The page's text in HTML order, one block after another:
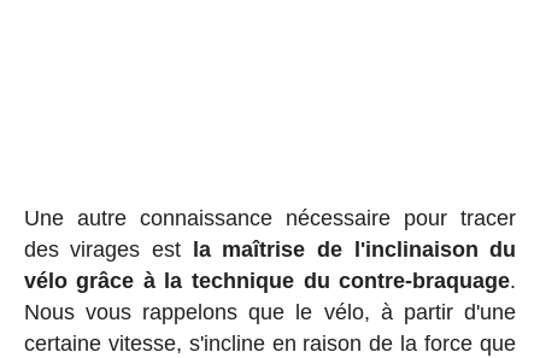
Une autre connaissance nécessaire pour tracer
des virages est
la maîtrise de l'inclinaison du
vélo grâce à la technique du contre-braquage.
Nous vous rappelons que le vélo, à partir d'une
certaine vitesse, s'incline en raison de la force que